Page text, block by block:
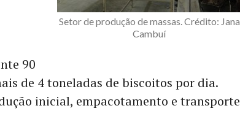
Setor de produção de massas. Crédito: Jana
Cambuí
90
de 4 toneladas de biscoitos por dia.
inicial, empacotamento e transporte